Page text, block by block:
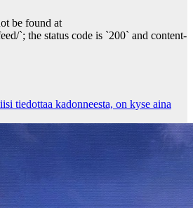
be found at
`; the status code is `200` and content-
tiedottaa kadonneesta, on kyse aina